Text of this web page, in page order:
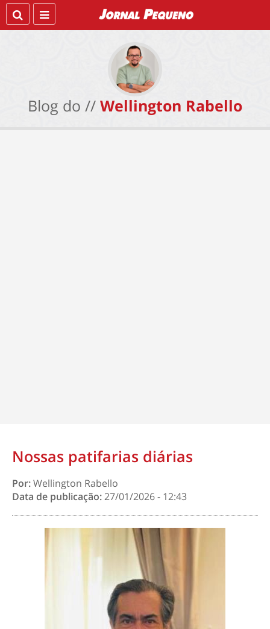
Blog do // Wellington Rabello
Nossas patifarias diárias
Por:Wellington Rabello
Data de publicação:27/01/2026 - 12:43